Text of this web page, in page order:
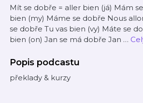
Mít se dobře = aller bien (já) Mám
bien (my) Máme se dobře Nous
se dobře Tu vas bien (vy) Máte se
bien (on) Jan se má dobře Jan …
Popis podcastu
překlady & kurzy